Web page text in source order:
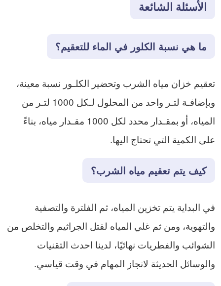
الأسئلة الشائعة
ما هي نسبة الكلور في الماء للتعقيم؟
تعقيم خزان مياه الشرب وتحضير الكلـور نسبة معينة،
وبإضافـة لتـر واحد من المحلول لـكل 1000 لتـر من
المياه، أو بمقـدار محدد لكل 1000 مقـدار مياه، بناءً
على الكمية التي تحتاج اليها.
كيف يتم تعقيم مياه الشرب؟
في البداية يتم تخزين المياه، ثم الفلترة والتصفية
والتهوية، ومن ثم غلي المياه لقتل الجراثيم والتخلص من
الشوائب والفطريات نهائيًا، لدينا احدث التقنيات
والوسائل الحديثة لانجاز المهام في وقت قياسي.